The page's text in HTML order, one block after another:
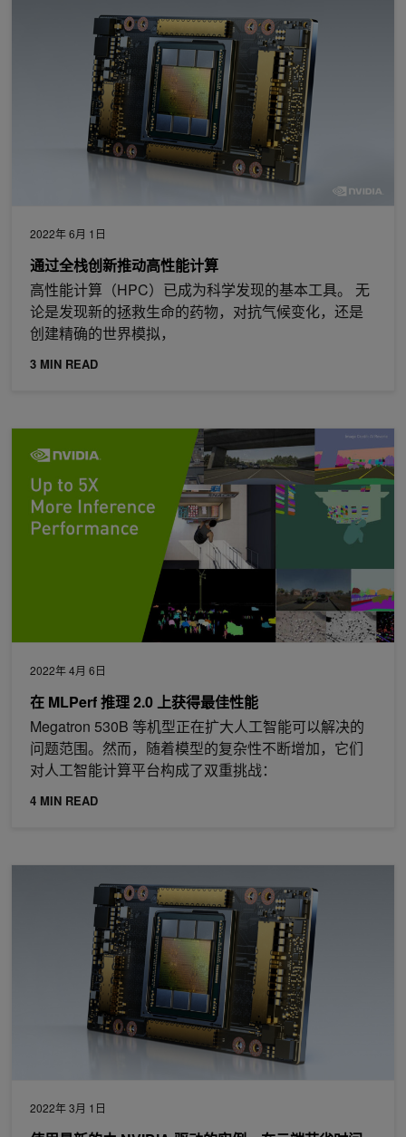
2022年 6月 1日
通过全栈创新推动高性能计算
高性能计算（HPC）已成为科学发现的基本工具。 无
论是发现新的拯救生命的药物，对抗气候变化，还是
创建精确的世界模拟，
3 MIN READ
2022年 4月 6日
在 MLPerf 推理 2.0 上获得最佳性能
Megatron 530B 等机型正在扩大人工智能可以解决的
问题范围。然而，随着模型的复杂性不断增加，它们
对人工智能计算平台构成了双重挑战：
4 MIN READ
在 MLPerf 推理 2.0 上获得最佳性能
2022年 3月 1日